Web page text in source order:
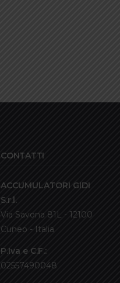
CONTATTI
ACCUMULATORI GIDI
S.r.l.
Via Savona 81L - 12100
Cuneo - Italia
P.Iva e C.F.:
02557490048